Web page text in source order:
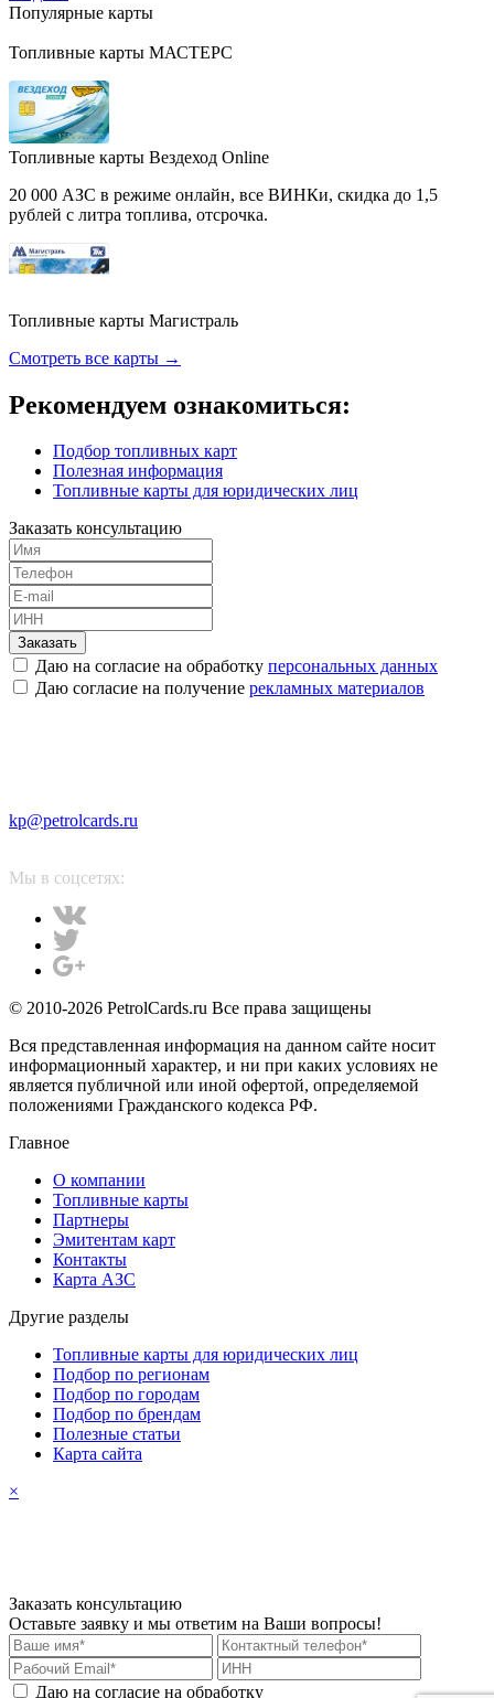
Популярные карты
Топливные карты МАСТЕРС
Топливные карты Вездеход Online
20 000 АЗС в режиме онлайн, все ВИНКи, скидка до 1,5
рублей с литра топлива, отсрочка.
Топливные карты Магистраль
Смотреть все карты →
Рекомендуем ознакомиться:
Подбор топливных карт
Полезная информация
Топливные карты для юридических лиц
Заказать консультацию
Заказать
Даю на согласие на обработку персональных данных
Даю согласие на получение рекламных материалов
kp@petrolcards.ru
Мы в соцсетях:
© 2010-2026 PetrolCards.ru Все права защищены
Вся представленная информация на данном сайте носит
информационный характер, и ни при каких условиях не
является публичной или иной офертой, определяемой
положениями Гражданского кодекса РФ.
Главное
О компании
Топливные карты
Партнеры
Эмитентам карт
Контакты
Карта АЗС
Другие разделы
Топливные карты для юридических лиц
Подбор по регионам
Подбор по городам
Подбор по брендам
Полезные статьи
Карта сайта
×
Заказать консультацию
Оставьте заявку и мы ответим на Ваши вопросы!
Даю на согласие на обработку персональных данных